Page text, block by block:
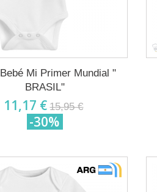
Mi Primer Mundial "
BRASIL"
11,17 € 15,95 €
-30%